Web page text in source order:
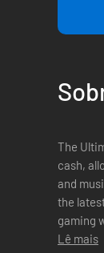
The
cash,
and music, all from
the
gaming world
Lê mais